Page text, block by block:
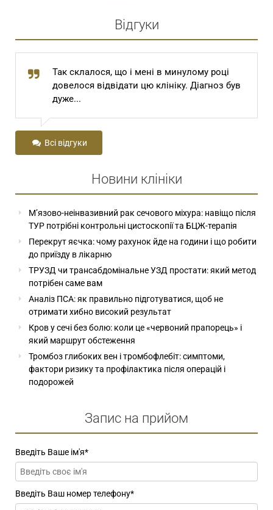
Відгуки
Так склалося, що і мені в минулому році
довелося відвідати цю клініку. Діагноз був
дуже...
Всі відгуки
Новини клініки
М’язово-неінвазивний рак сечового міхура: навіщо після
ТУР потрібні контрольні цистоскопії та БЦЖ-терапія
Перекрут яєчка: чому рахунок йде на години і що робити
до приїзду в лікарню
ТРУЗД чи трансабдомінальне УЗД простати: який метод
потрібен саме вам
Аналіз ПСА: як правильно підготуватися, щоб не
отримати хибно високий результат
Кров у сечі без болю: коли це «червоний прапорець» і
який маршрут обстеження
Тромбоз глибоких вен і тромбофлебіт: симптоми,
фактори ризику та профілактика після операцій і
подорожей
Запис на прийом
Введіть Ваше ім'я*
Введіть Ваш номер телефону*